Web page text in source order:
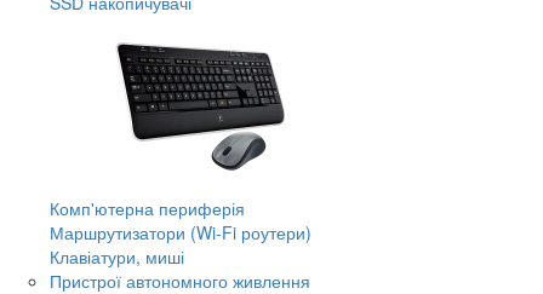
Комп'ютерна периферія
Маршрутизатори (Wi-Fi роутери)
Клавіатури, миші
Пристрої автономного живлення